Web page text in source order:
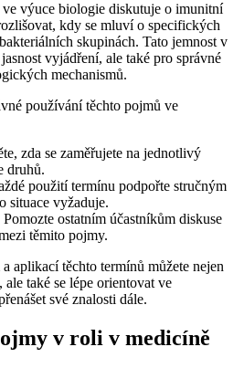
ve výuce biologie diskutuje o imunitní
kdy se mluví o specifických
skupinách. Tato jemnost v
vyjádření, ale také pro správné
mechanismů.
používání těchto pojmů ve
zda se zaměřujete na jednotlivý
druhů.
použití termínu podpořte stručným
situace vyžaduje.
Pomozte ostatním účastníkům diskuse
těmito pojmy.
aplikací těchto termínů můžete nejen
také se lépe orientovat ve
své znalosti dále.
v roli v medicíně